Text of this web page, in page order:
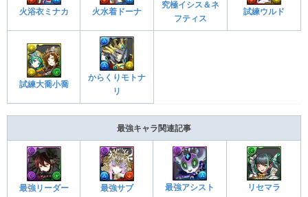
火浴衣ミナカ 火水着ドーナ
究極イシス＆ネ
フティス
試練ウルド
試練大喬小喬
からくりモトナ
リ
最強キャラ関連記事
最強リーダー 最強サブ 最強アシスト リセマラ